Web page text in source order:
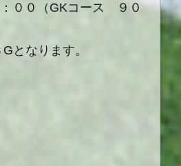
：００（GKコース ９０
となります。